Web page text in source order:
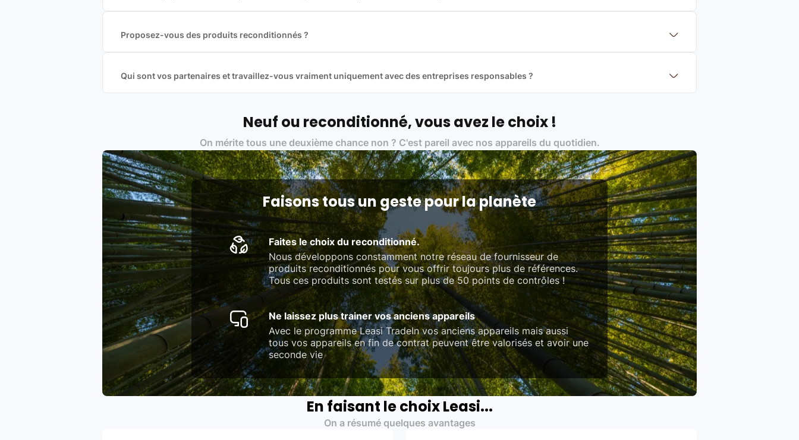
Proposez-vous des produits reconditionnés ?
Qui sont vos partenaires et travaillez-vous vraiment uniquement avec des entreprises responsables ?
Labels environnementaux & qualité de nos partenaires :
Produits testés et vérifiés selon des standards rigoureux (80 à 100 points de contrôle en fonction des produits)
Respect des normes RAEE, RoHS, et du référentiel QualiRepar (bonus réparation)
Neuf ou reconditionné, vous avez le choix !
On mérite tous une deuxième chance non ? C'est pareil avec nos appareils du quotidien.
Faisons tous un geste pour la planète
Faites le choix du reconditionné.
Nous développons constamment notre réseau de fournisseur de
produits reconditionnés pour vous offrir toujours plus de références.
Tous ces produits sont testés sur plus de 50 points de contrôles !
Ne laissez plus trainer vos anciens appareils
Avec le programme Leasi TradeIn vos anciens appareils mais aussi
tous vos appareils en fin de contrat peuvent être valorisés et avoir une
seconde vie
En faisant le choix Leasi...
On a résumé quelques avantages